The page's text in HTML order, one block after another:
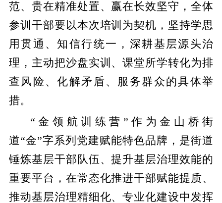
范、贵在精准处置、赢在长效坚守，全体
参训干部要以本次培训为契机，坚持学思
用贯通、知信行统一，深耕基层源头治
理，主动把沙盘实训、课堂所学转化为排
查风险、化解矛盾、服务群众的具体举
措。
“金领航训练营”作为金山桥街
道“金”字系列党建赋能特色品牌，是街道
锤炼基层干部队伍、提升基层治理效能的
重要平台，在常态化推进干部赋能提质、
推动基层治理精细化、专业化建设中发挥